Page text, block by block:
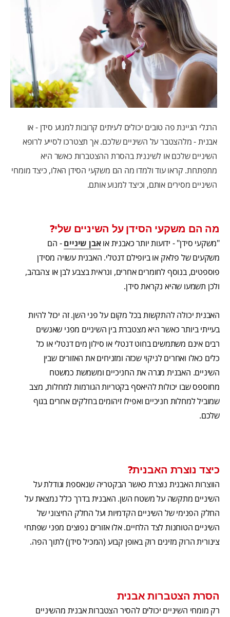
לאנשי המקצוע
HE (IL)
הרגלי הגיינת פה טובים יכולים לעיתים קרובות למנוע סידן - או
אבנית - מלהצטבר על השיניים שלכם. אך תצטרכו לסייע לרופא
השיניים שלכם או לשיננית בהסרת ההצטברות כאשר היא
מתפתחת. קראו עוד ולמדו מה הם משקעי הסידן האלו, כיצד מומחי
השיניים מסירים אותם, וכיצד למנוע אותם.
מה הם משקעי הסידן על השיניים שלי?
"משקעי סידן" - ידועות יותר כאבנית אואבן שיניים- הם
משקעים של פלאק או ביופילם דנטלי. האבנית עשויה מסידן
פוספטים, בנוסף לחומרים אחרים, ונראית בצבע לבן או צהבהב,
ולכן תשמעו שהיא נקראת סידן.
האבנית יכולה להתקשות בכל מקום על פני השן. זה יכול להיות
בעייתי ביותר כאשר היא מצטברת בין השיניים מפני שאנשים
רבים אינם משתמשים בחוט דנטלי או סילון מים דנטלי או כל
כלים כאלו ואחרים לניקוי שכזה ומזניחים את האזורים שבין
השיניים. האבנית מגרה את החניכיים ומשמשת כמשטח
מחוספס שבו יכולות להיאסף בקטריות הגורמות למחלות, מצב
שמוביל למחלות חניכיים ואפילו זיהומים בחלקים אחרים בגוף
שלכם.
כיצד נוצרת האבנית?
הווצרות האבנית נוצרת כאשר הבקטריה שנאספת וגודלת על
השיניים מתקשה על משטח השן. האבנית בדרך כלל נמצאת על
החלק הפנימי של השיניים הקדמיות ועל החלק החיצוני של
השיניים הטוחנות לצד הלחיים. אלו אזורים נפוצים מפני שפתחי
צינורית הרוק מזינים רוק באופן קבוע (המכיל סידן) לתוך הפה.
הסרת הצטברות אבנית
רק מומחי השיניים יכולים להסיר הצטברות אבנית מהשיניים